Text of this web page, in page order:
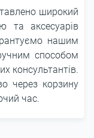
широкий
та аксесуарів
нашим
способом
консультантів.
через корзину
час.